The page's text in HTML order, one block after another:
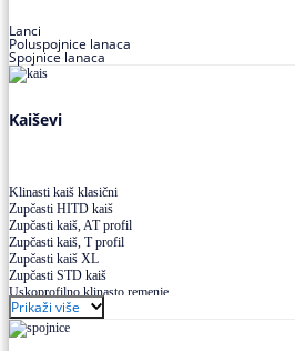
Lanci
Poluspojnice lanaca
Spojnice lanaca
Kaiševi
Klinasti kaiš klasični
Zupčasti HITD kaiš
Zupčasti kaiš, AT profil
Zupčasti kaiš, T profil
Zupčasti kaiš XL
Zupčasti STD kaiš
Uskoprofilno klinasto remenje
Uskoprofilno klinasto remenje spojeno
Uskoprofilno klinasto remenje XP extra power
Višekanalno remenje PJ,PK
Prikaži više